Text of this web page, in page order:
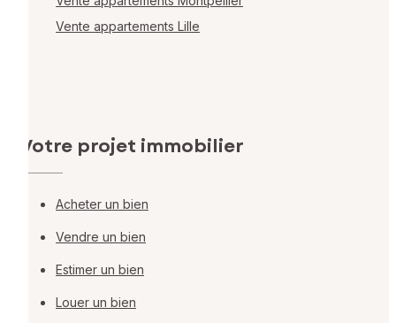
Vente appartements Lille
Votre projet immobilier
Acheter un bien
Vendre un bien
Estimer un bien
Louer un bien